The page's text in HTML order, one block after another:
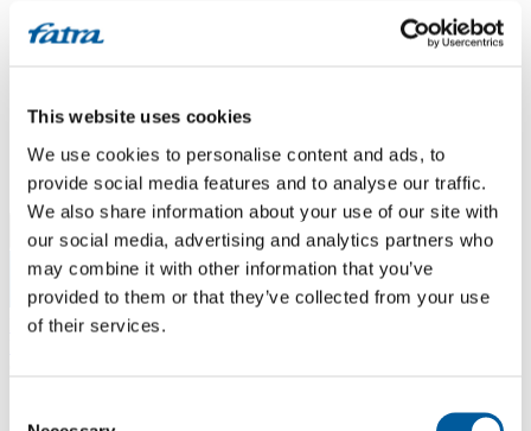
This website uses cookies
We use cookies to personalise content and ads, to
provide social media features and to analyse our traffic.
We also share information about your use of our site with
our social media, advertising and analytics partners who
may combine it with other information that you’ve
provided to them or that they’ve collected from your use
of their services.
Profil FATRAFAST s výztuží
Ochranná geotextilie
Ostatní doplňky
VŠECHNY PRODUKTY
Menu
Menu
Domů/
Čo by ste mi poradil na lepenie